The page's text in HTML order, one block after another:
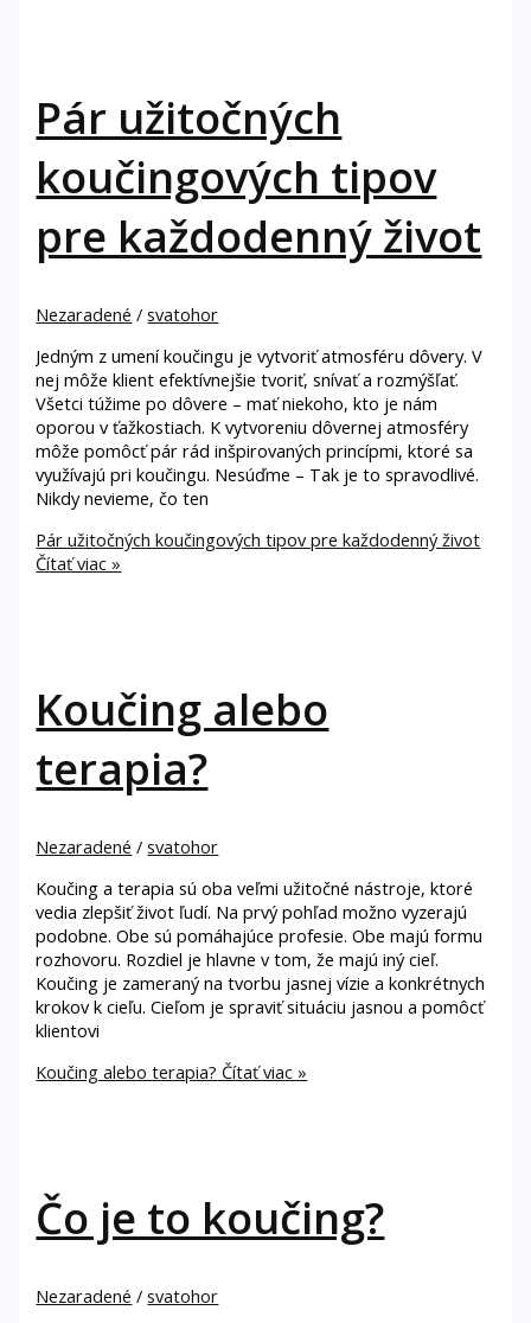
Pár užitočných
koučingových tipov
pre každodenný život
Nezaradené /svatohor
Jedným z umení koučingu je vytvoriť atmosféru dôvery. V
nej môže klient efektívnejšie tvoriť, snívať a rozmýšľať.
Všetci túžime po dôvere – mať niekoho, kto je nám
oporou v ťažkostiach. K vytvoreniu dôvernej atmosféry
môže pomôcť pár rád inšpirovaných princípmi, ktoré sa
využívajú pri koučingu. Nesúďme – Tak je to spravodlivé.
Nikdy nevieme, čo ten
Pár užitočných koučingových tipov pre každodenný život
Čítať viac »
Koučing alebo
terapia?
Nezaradené /svatohor
Koučing a terapia sú oba veľmi užitočné nástroje, ktoré
vedia zlepšiť život ľudí. Na prvý pohľad možno vyzerajú
podobne. Obe sú pomáhajúce profesie. Obe majú formu
rozhovoru. Rozdiel je hlavne v tom, že majú iný cieľ.
Koučing je zameraný na tvorbu jasnej vízie a konkrétnych
krokov k cieľu. Cieľom je spraviť situáciu jasnou a pomôcť
klientovi
Koučing alebo terapia? Čítať viac »
Čo je to koučing?
Nezaradené /svatohor